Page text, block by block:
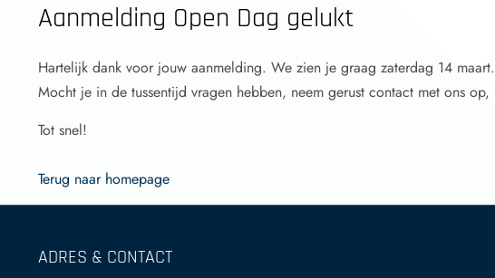
Aanmelding Open Dag gelukt
Hartelijk dank voor jouw aanmelding. We zien je graag zaterdag 14 maart.
Mocht je in de tussentijd vragen hebben, neem gerust contact met ons op,
Tot snel!
Terug naar homepage
ADRES & CONTACT